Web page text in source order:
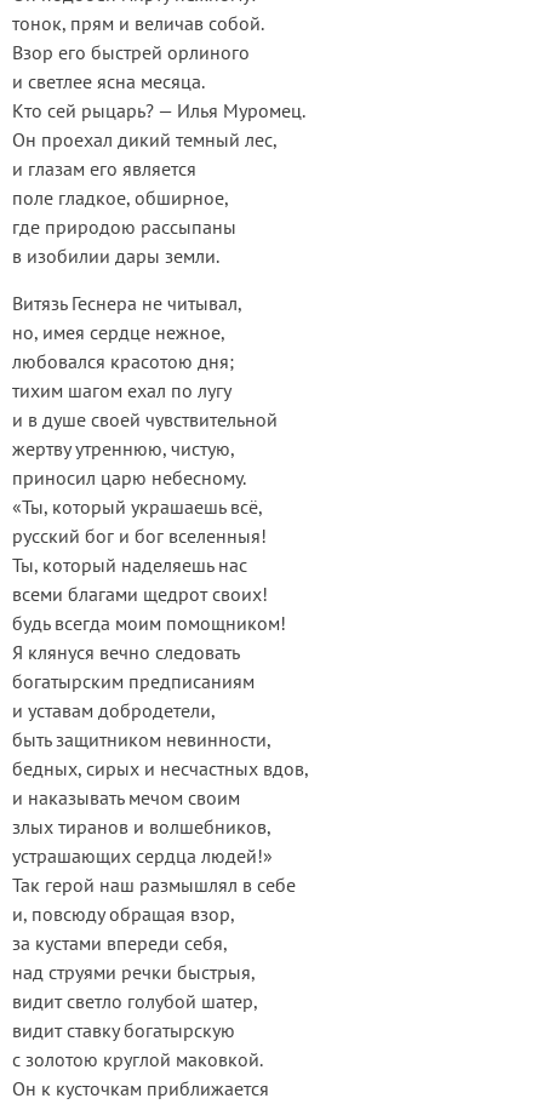
тонок, прям и величав собой.
Взор его быстрей орлиного
и светлее ясна месяца.
Кто сей рыцарь? — Илья Муромец.
Он проехал дикий темный лес,
и глазам его является
поле гладкое, обширное,
где природою рассыпаны
в изобилии дары земли.
Витязь Геснера не читывал,
но, имея сердце нежное,
любовался красотою дня;
тихим шагом ехал по лугу
и в душе своей чувствительной
жертву утреннюю, чистую,
приносил царю небесному.
«Ты, который украшаешь всё,
русский бог и бог вселенныя!
Ты, который наделяешь нас
всеми благами щедрот своих!
будь всегда моим помощником!
Я клянуся вечно следовать
богатырским предписаниям
и уставам добродетели,
быть защитником невинности,
бедных, сирых и несчастных вдов,
и наказывать мечом своим
злых тиранов и волшебников,
устрашающих сердца людей!»
Так герой наш размышлял в себе
и, повсюду обращая взор,
за кустами впереди себя,
над струями речки быстрыя,
видит светло голубой шатер,
видит ставку богатырскую
с золотою круглой маковкой.
Он к кусточкам приближается